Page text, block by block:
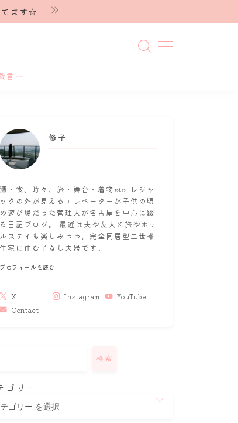
てます☆
言～
修子
酒・食、時々、旅・舞台・着物𝓮𝓽𝓬. レジャ
ックの外が見えるエレベーターが子供の頃
の遊び場だった管理人が名古屋を中心に綴
る日記ブログ。 最近は夫や友人と旅やホテ
ルステイも楽しみつつ、完全同居型二世帯
住宅に住む子なし夫婦です。
プロフィールを読む
X Instagram
YouTube
Contact
検索
ゴリー